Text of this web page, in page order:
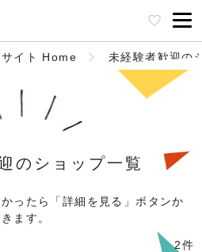
イト Home 未経験者歓迎の
のショップ一覧
ったら「詳細を見る」ボタンか
ます。
2件